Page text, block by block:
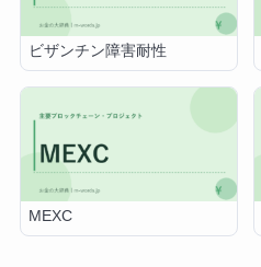
ビザンチン障害耐性
MEXC